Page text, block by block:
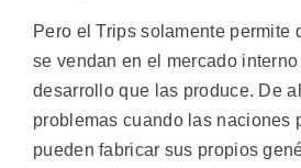
Pero el Trips solamente permite
se vendan en el mercado
desarrollo que las produce. De
problemas cuando las naciones
pueden fabricar sus propios